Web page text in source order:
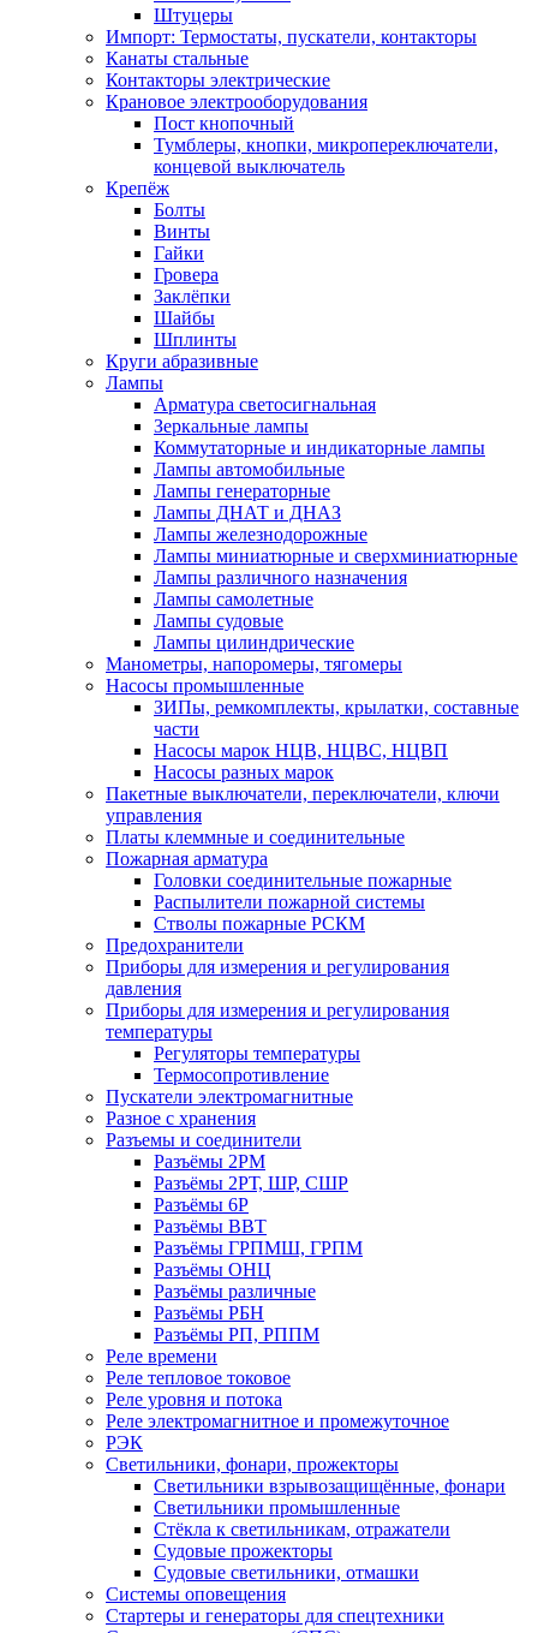
Штуцеры
Импорт: Термостаты, пускатели, контакторы
Канаты стальные
Контакторы электрические
Крановое электрооборудования
Пост кнопочный
Тумблеры, кнопки, микропереключатели,
концевой выключатель
Крепёж
Болты
Винты
Гайки
Гровера
Заклёпки
Шайбы
Шплинты
Круги абразивные
Лампы
Арматура светосигнальная
Зеркальные лампы
Коммутаторные и индикаторные лампы
Лампы автомобильные
Лампы генераторные
Лампы ДНАТ и ДНАЗ
Лампы железнодорожные
Лампы миниатюрные и сверхминиатюрные
Лампы различного назначения
Лампы самолетные
Лампы судовые
Лампы цилиндрические
Манометры, напоромеры, тягомеры
Насосы промышленные
ЗИПы, ремкомплекты, крылатки, составные
части
Насосы марок НЦВ, НЦВС, НЦВП
Насосы разных марок
Пакетные выключатели, переключатели, ключи
управления
Платы клеммные и соединительные
Пожарная арматура
Головки соединительные пожарные
Распылители пожарной системы
Стволы пожарные РСКМ
Предохранители
Приборы для измерения и регулирования
давления
Приборы для измерения и регулирования
температуры
Регуляторы температуры
Термосопротивление
Пускатели электромагнитные
Разное с хранения
Разъемы и соединители
Разъёмы 2РМ
Разъёмы 2РТ, ШР, СШР
Разъёмы 6Р
Разъёмы ВВТ
Разъёмы ГРПМШ, ГРПМ
Разъёмы ОНЦ
Разъёмы различные
Разъёмы РБН
Разъёмы РП, РППМ
Реле времени
Реле тепловое токовое
Реле уровня и потока
Реле электромагнитное и промежуточное
РЭК
Светильники, фонари, прожекторы
Светильники взрывозащищённые, фонари
Светильники промышленные
Стёкла к светильникам, отражатели
Судовые прожекторы
Судовые светильники, отмашки
Системы оповещения
Стартеры и генераторы для спецтехники